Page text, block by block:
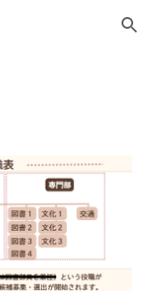
Skip to navigation